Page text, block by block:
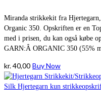
Miranda strikkekit fra
Organic 350. Opskriften er en
med i prisen, du kan også købe
GARN:Â ORGANIC 350 (55%
kr.40,00 Buy Now